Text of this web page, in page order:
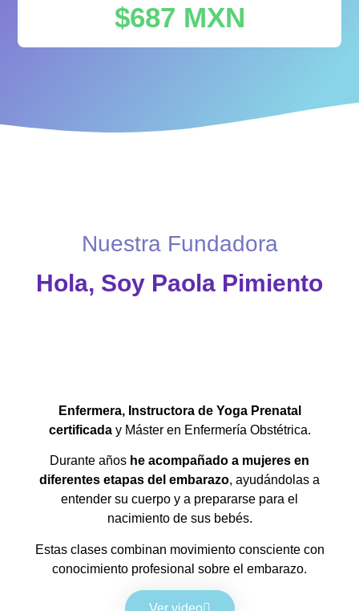
$687 MXN
Nuestra Fundadora
Hola, Soy Paola Pimiento
Enfermera, Instructora de Yoga Prenatal
certificaday Máster en Enfermería Obstétrica.
Durante años he acompañado a mujeres en
diferentes etapas del embarazo, ayudándolas a
entender su cuerpo y a prepararse para el
nacimiento de sus bebés.
Estas clases combinan movimiento consciente con
conocimiento profesional sobre el embarazo.
Ver video